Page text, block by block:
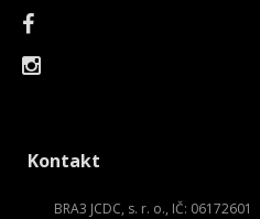
Kontakt
BRA3 JCDC, s. r. o., IČ: 06172601